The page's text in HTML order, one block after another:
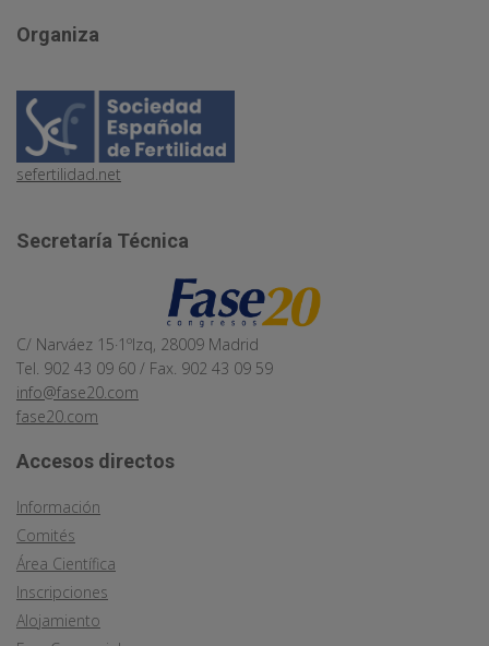
Organiza
sefertilidad.net
Secretaría Técnica
C/ Narváez 15·1ºIzq, 28009 Madrid
Tel. 902 43 09 60 / Fax. 902 43 09 59
info@fase20.com
fase20.com
Accesos directos
Información
Comités
Área Científica
Inscripciones
Alojamiento